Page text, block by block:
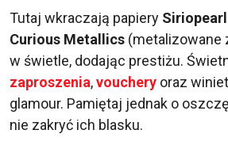
Tutaj wkraczają papiery Siriopearl
Curious Metallics (metalizowane
w świetle, dodając prestiżu.
zaproszenia,vouchery oraz
glamour. Pamiętaj jednak o
nie zakryć ich blasku.